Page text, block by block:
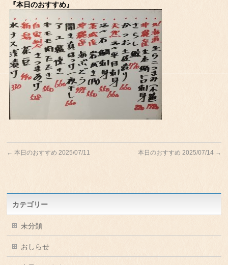
『本日のおすすめ』
← 本日のおすすめ 2025/07/11 本日のおすすめ 2025/07/14 →
カテゴリー
未分類
おしらせ